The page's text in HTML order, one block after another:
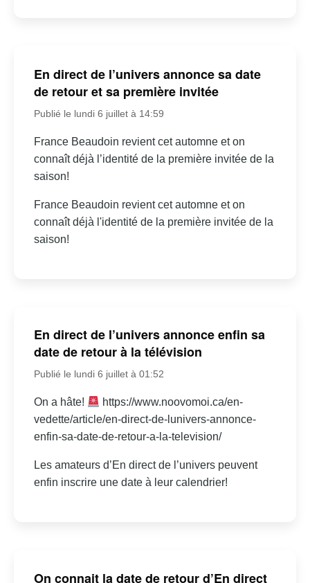
En direct de l’univers annonce sa date
de retour et sa première invitée
Publié le lundi 6 juillet à 14:59
France Beaudoin revient cet automne et on
connaît déjà l’identité de la première invitée de la
saison!
France Beaudoin revient cet automne et on
connaît déjà l'identité de la première invitée de la
saison!
En direct de l’univers annonce enfin sa
date de retour à la télévision
Publié le lundi 6 juillet à 01:52
On a hâte!
https://www.noovomoi.ca/en-
vedette/article/en-direct-de-lunivers-annonce-
enfin-sa-date-de-retour-a-la-television/
Les amateurs d’En direct de l’univers peuvent
enfin inscrire une date à leur calendrier!
On connait la date de retour d’En direct